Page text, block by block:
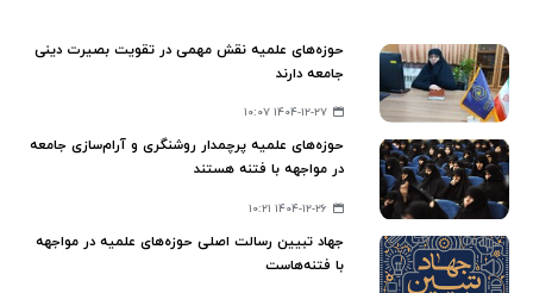
حوزه‌های علمیه نقش مهمی در تقویت بصیرت دینی
جامعه دارند
۱۴۰۴-۱۲-۲۷ ۱۰:۰۷
حوزه‌های علمیه پرچمدار روشنگری و آرام‌سازی جامعه
در مواجهه با فتنه هستند
۱۴۰۴-۱۲-۲۶ ۱۰:۲۱
جهاد تبیین رسالت اصلی حوزه‌های علمیه در مواجهه
با فتنه‌هاست